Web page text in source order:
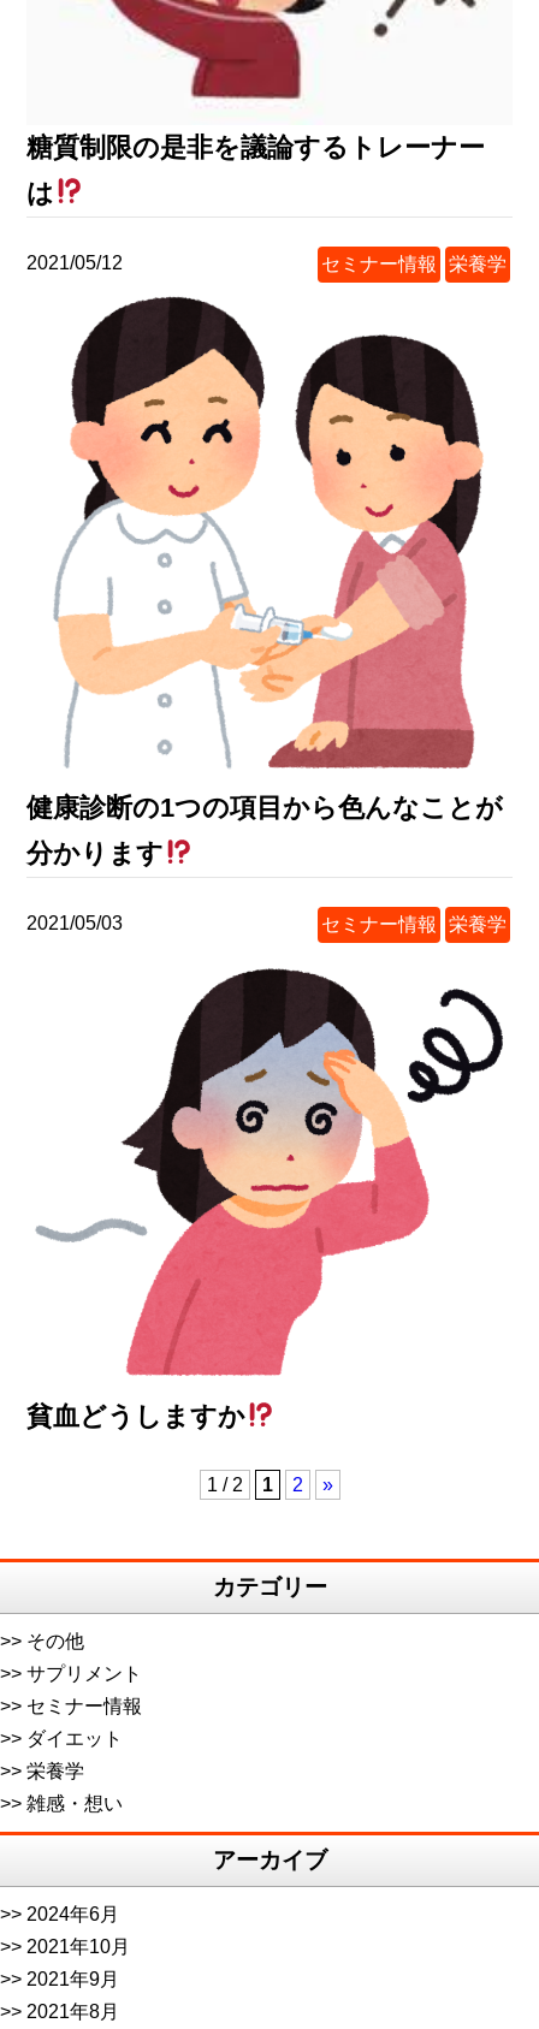
糖質制限の是非を議論するトレーナー
は
2021/05/12 セミナー情報 栄養学
健康診断の1つの項目から色んなことが
分かります
2021/05/03 セミナー情報 栄養学
貧血どうしますか
1 / 2 1 2 »
カテゴリー
その他
サプリメント
セミナー情報
ダイエット
栄養学
雑感・想い
アーカイブ
2024年6月
2021年10月
2021年9月
2021年8月